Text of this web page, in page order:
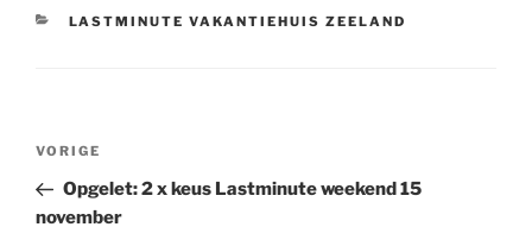
CATEGORIEËN
LASTMINUTE VAKANTIEHUIS ZEELAND
Bericht
Vorig
bericht
VORIGE
Opgelet: 2 x keus Lastminute weekend 15
november